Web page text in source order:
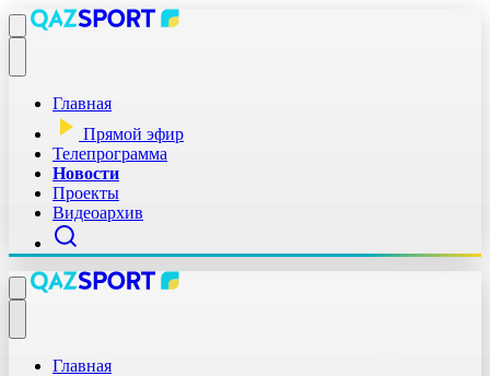
Главная
Прямой эфир
Телепрограмма
Новости
Проекты
Видеоархив
Главная